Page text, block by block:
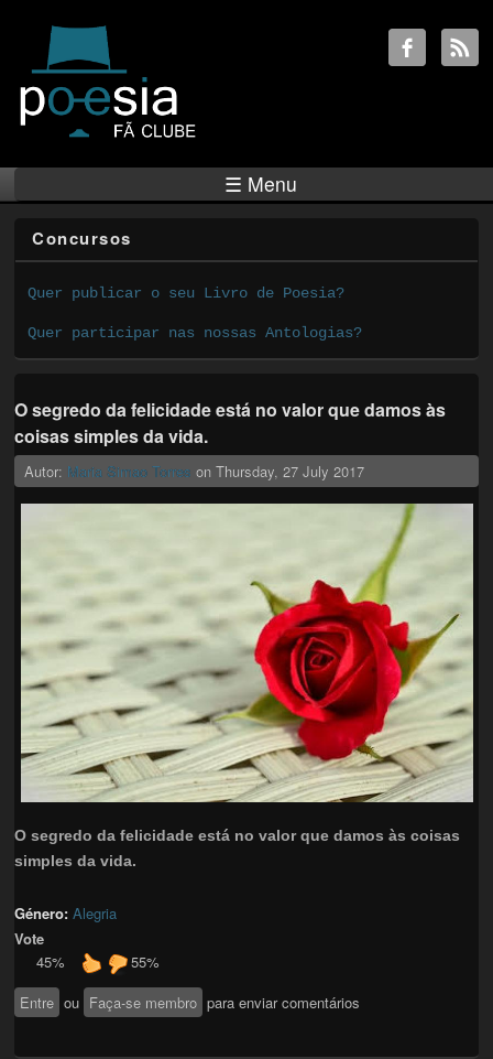
☰ Menu
Concursos
Quer publicar o seu Livro de Poesia?
Quer participar nas nossas Antologias?
O segredo da felicidade está no valor que damos às
coisas simples da vida.
Autor: Maria Simao Torres onThursday, 27 July 2017
O segredo da felicidade está no valor que damos às coisas
simples da vida.
Género:Alegria
Vote
45%
55%
Entre ou Faça-se membro para enviar comentários